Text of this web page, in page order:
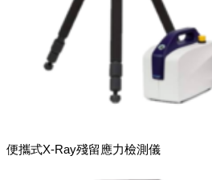
便攜式X-Ray殘留應力檢測儀